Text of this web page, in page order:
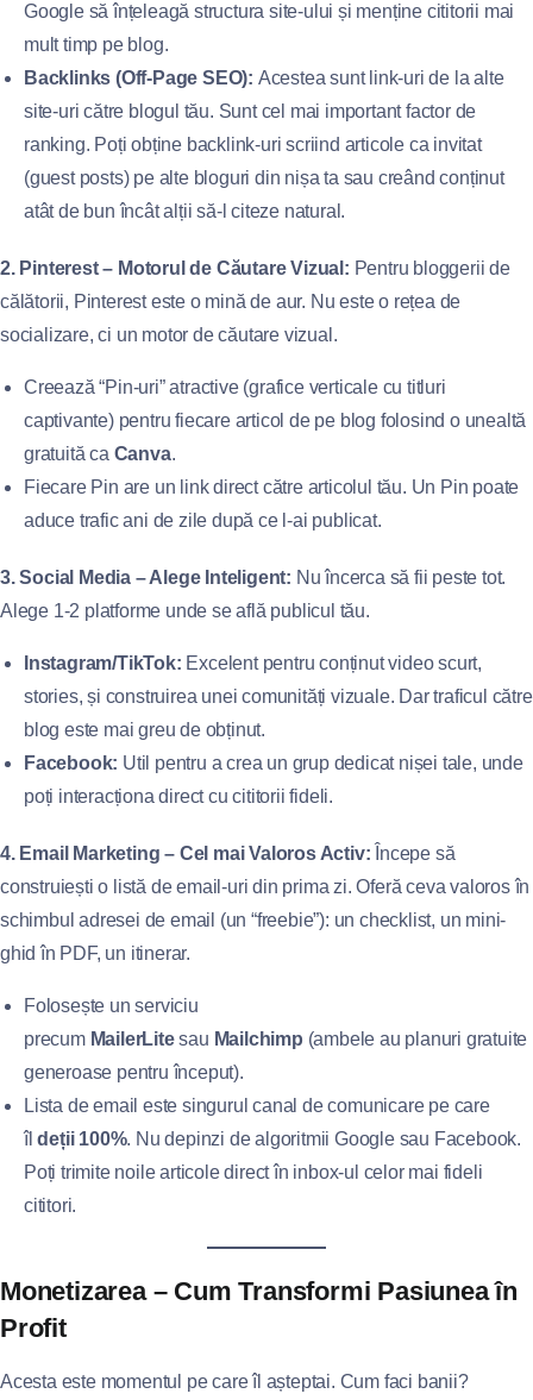
Google să înțeleagă structura site-ului și menține cititorii mai
mult timp pe blog.
Backlinks (Off-Page SEO): Acestea sunt link-uri de la alte
site-uri către blogul tău. Sunt cel mai important factor de
ranking. Poți obține backlink-uri scriind articole ca invitat
(guest posts) pe alte bloguri din nișa ta sau creând conținut
atât de bun încât alții să-l citeze natural.
2. Pinterest – Motorul de Căutare Vizual: Pentru bloggerii de
călătorii, Pinterest este o mină de aur. Nu este o rețea de
socializare, ci un motor de căutare vizual.
Creează “Pin-uri” atractive (grafice verticale cu titluri
captivante) pentru fiecare articol de pe blog folosind o unealtă
gratuită ca Canva.
Fiecare Pin are un link direct către articolul tău. Un Pin poate
aduce trafic ani de zile după ce l-ai publicat.
3. Social Media – Alege Inteligent: Nu încerca să fii peste tot.
Alege 1-2 platforme unde se află publicul tău.
Instagram/TikTok: Excelent pentru conținut video scurt,
stories, și construirea unei comunități vizuale. Dar traficul către
blog este mai greu de obținut.
Facebook: Util pentru a crea un grup dedicat nișei tale, unde
poți interacționa direct cu cititorii fideli.
4. Email Marketing – Cel mai Valoros Activ: Începe să
construiești o listă de email-uri din prima zi. Oferă ceva valoros în
schimbul adresei de email (un “freebie”): un checklist, un mini-
ghid în PDF, un itinerar.
Folosește un serviciu
precum MailerLitesau Mailchimp (ambele au planuri gratuite
generoase pentru început).
Lista de email este singurul canal de comunicare pe care
îldeții 100%. Nu depinzi de algoritmii Google sau Facebook.
Poți trimite noile articole direct în inbox-ul celor mai fideli
cititori.
Monetizarea – Cum Transformi Pasiunea în
Profit
Acesta este momentul pe care îl așteptai. Cum faci banii?